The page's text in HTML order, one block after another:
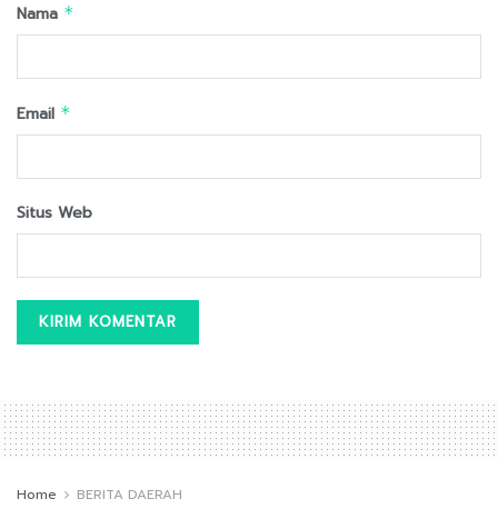
Nama *
Email *
Situs Web
Home BERITA DAERAH